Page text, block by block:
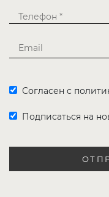
Согласен с
Подписаться на